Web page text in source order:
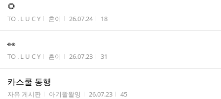
🌻
게시판명
TO . L U C Y 작성자
흔이 작성시간
26.07.24 조회수
18
👀
게시판명
TO . L U C Y 작성자
흔이 작성시간
26.07.23 조회수
31
카스쿨 동행
게시판명
자유 게시판 작성자
아기왈왈잉 작성시간
26.07.23 조회수
45